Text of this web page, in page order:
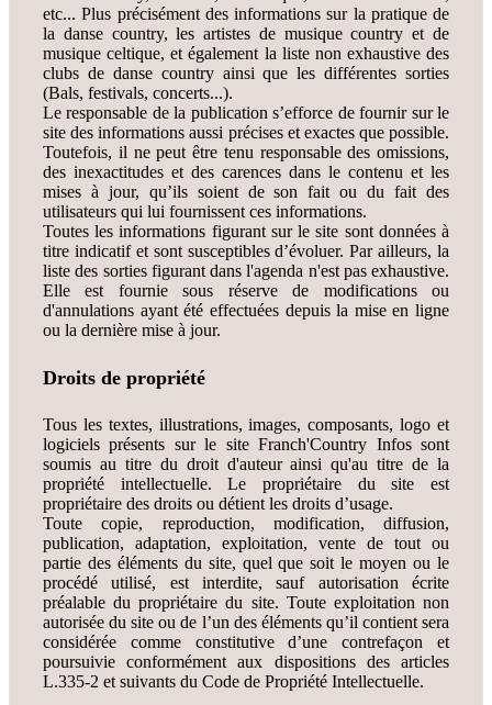
etc... Plus précisément des informations sur la pratique de
la danse country, les artistes de musique country et de
musique celtique, et également la liste non exhaustive des
clubs de danse country ainsi que les différentes sorties
(Bals, festivals, concerts...).
Le responsable de la publication s’efforce de fournir sur le
site des informations aussi précises et exactes que possible.
Toutefois, il ne peut être tenu responsable des omissions,
des inexactitudes et des carences dans le contenu et les
mises à jour, qu’ils soient de son fait ou du fait des
utilisateurs qui lui fournissent ces informations.
Toutes les informations figurant sur le site sont données à
titre indicatif et sont susceptibles d’évoluer. Par ailleurs, la
liste des sorties figurant dans l'agenda n'est pas exhaustive.
Elle est fournie sous réserve de modifications ou
d'annulations ayant été effectuées depuis la mise en ligne
ou la dernière mise à jour.
Droits de propriété
Tous les textes, illustrations, images, composants, logo et
logiciels présents sur le site Franch'Country Infos sont
soumis au titre du droit d'auteur ainsi qu'au titre de la
propriété intellectuelle. Le propriétaire du site est
propriétaire des droits ou détient les droits d’usage.
Toute copie, reproduction, modification, diffusion,
publication, adaptation, exploitation, vente de tout ou
partie des éléments du site, quel que soit le moyen ou le
procédé utilisé, est interdite, sauf autorisation écrite
préalable du propriétaire du site. Toute exploitation non
autorisée du site ou de l’un des éléments qu’il contient sera
considérée comme constitutive d’une contrefaçon et
poursuivie conformément aux dispositions des articles
L.335-2 et suivants du Code de Propriété Intellectuelle.